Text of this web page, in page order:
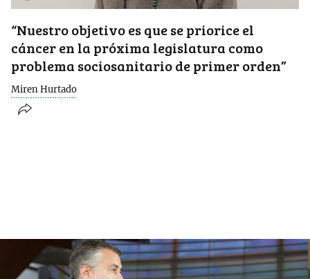
“Nuestro objetivo es que se priorice el
cáncer en la próxima legislatura como
problema sociosanitario de primer orden”
Miren Hurtado